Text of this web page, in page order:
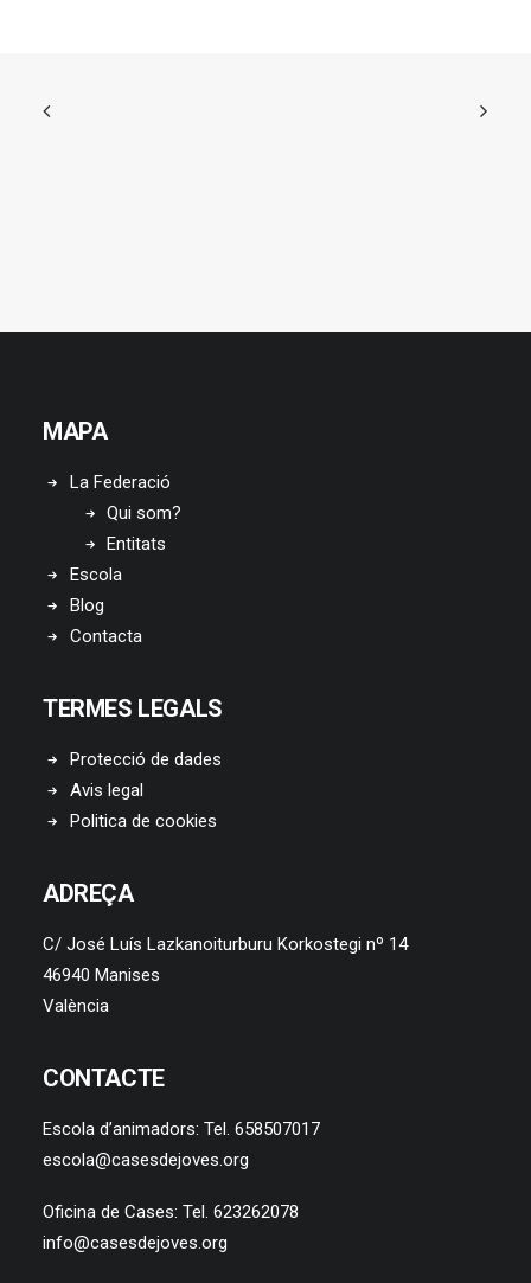
MAPA
La Federació
Qui som?
Entitats
Escola
Blog
Contacta
TERMES LEGALS
Protecció de dades
Avis legal
Politica de cookies
ADREÇA
C/ José Luís Lazkanoiturburu Korkostegi nº 14
46940 Manises
València
CONTACTE
Escola d’animadors: Tel. 658507017
escola@casesdejoves.org
Oficina de Cases: Tel. 623262078
info@casesdejoves.org